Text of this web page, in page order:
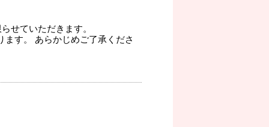
せていただきます。
す。 あらかじめご了承くださ